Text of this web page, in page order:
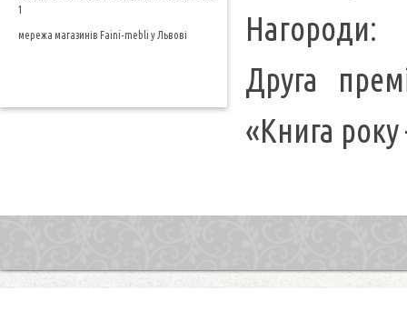
Нагороди:
Друга
«Книга
1
мережа магазинів Faini-mebli у Львові